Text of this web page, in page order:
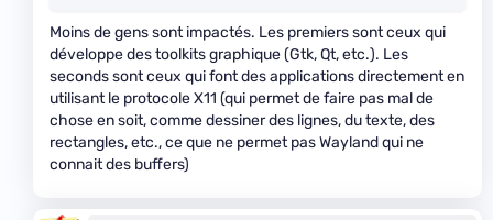
Moins de gens sont impactés. Les premiers sont ceux qui
développe des toolkits graphique (Gtk, Qt, etc.). Les
seconds sont ceux qui font des applications directement en
utilisant le protocole X11 (qui permet de faire pas mal de
chose en soit, comme dessiner des lignes, du texte, des
rectangles, etc., ce que ne permet pas Wayland qui ne
connait des buffers)